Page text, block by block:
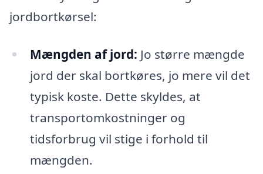
jordbortkørsel:
Mængden af jord: Jo større mængde
jord der skal bortkøres, jo mere vil det
typisk koste. Dette skyldes, at
transportomkostninger og
tidsforbrug vil stige i forhold til
mængden.